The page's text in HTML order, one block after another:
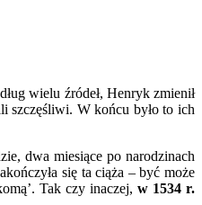
wielu źródeł, Henryk zmienił
szczęśliwi. W końcu było to ich
dwa miesiące po narodzinach
się ta ciąża – być może
Tak czy inaczej, w 1534 r.